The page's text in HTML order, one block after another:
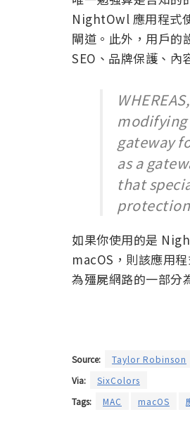
NightOwl 應用程式
閘道。此外，用戶的
SEO、品牌保護、內
modifying
gateway
as a
that
如果你使用的是
macOS，則該應用
為殭屍網路的一部分
Source:
Taylor Robinson
Via:
SixColors
Tags:
MAC macOS